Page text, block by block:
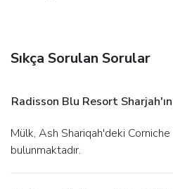
Sıkça Sorulan Sorular
Radisson Blu Resort
Mülk, Ash Shariqah'deki Corniche Road adresinde
bulunmaktadır.